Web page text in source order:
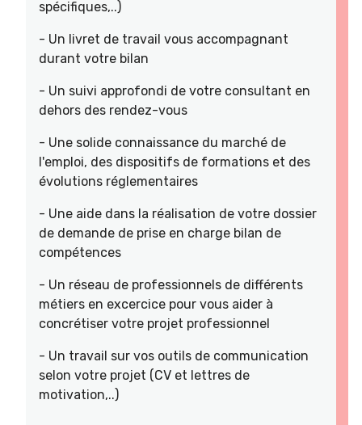
spécifiques,..)
- Un livret de travail vous accompagnant
durant votre bilan
- Un suivi approfondi de votre consultant en
dehors des rendez-vous
- Une solide connaissance du marché de
l'emploi, des dispositifs de formations et des
évolutions réglementaires
- Une aide dans la réalisation de votre dossier
de demande de prise en charge bilan de
compétences
- Un réseau de professionnels de différents
métiers en excercice pour vous aider à
concrétiser votre projet professionnel
- Un travail sur vos outils de communication
selon votre projet (CV et lettres de
motivation,..)